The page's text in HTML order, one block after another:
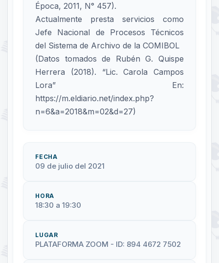
Época, 2011, N° 457).
Actualmente presta servicios como
Jefe Nacional de Procesos Técnicos
del Sistema de Archivo de la COMIBOL
(Datos tomados de Rubén G. Quispe
Herrera (2018). “Lic. Carola Campos
Lora” En:
https://m.eldiario.net/index.php?
n=6&a=2018&m=02&d=27)
FECHA
09 de julio del 2021
HORA
18:30 a 19:30
LUGAR
PLATAFORMA ZOOM - ID: 894 4672 7502